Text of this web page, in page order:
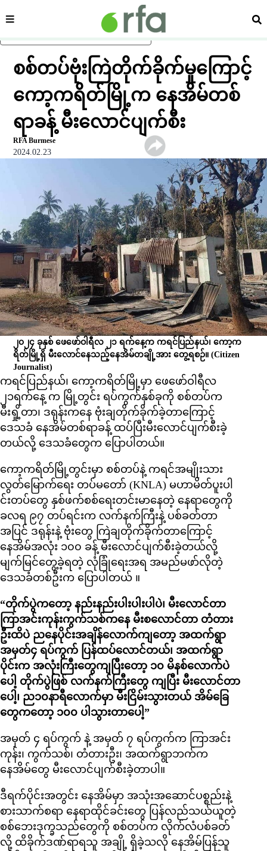
ပင်မအကြောင်းအရာသို့ ကျော်ရန်
ကဏ္ဍ ရှာ
စစ်တပ်ဗုံးကြဲတိုက်ခိုက်မှုကြောင့်
ကော့ကရိတ်မြို့က နေအိမ်တစ်
ရာခန့် မီးလောင်ပျက်စီး
RFA Burmese
2024.02.23
၂၀၂၄ ခုနှစ် ဖေဖော်ဝါရီလ ၂၁ ရက်နေ့က ကရင်ပြည်နယ်၊ ကော့က
ရိတ်မြို့ရှိ မီးလောင်နေသည့်နေအိမ်တချို့အား တွေ့ရစဉ်။(Citizen
Journalist)
ကရင်ပြည်နယ်၊ ကော့ကရိတ်မြို့မှာ ဖေဖော်ဝါရီလ
၂၁ရက်နေ့ က မြို့တွင်း ရပ်ကွက်နှစ်ခုကို စစ်တပ်က
မီးရှို့တာ၊ ဒရုန်းကနေ ဗုံးချတိုက်ခိုက်ခဲ့တာကြောင့်
ဒေသခံ နေအိမ်တစ်ရာခန့် ထပ်ပြီးမီးလောင်ပျက်စီးခဲ့
တယ်လို့ ဒေသခံတွေက ပြောပါတယ်။
ကော့ကရိတ်မြို့တွင်းမှာ စစ်တပ်နဲ့ ကရင်အမျိုးသား
လွတ်မြောက်ရေး တပ်မတော် (KNLA) မဟာမိတ်ပူးပါ
င်းတပ်တွေ နှစ်ဖက်စစ်ရေးတင်းမာနေတဲ့ နေရာတွေကို
ခလရ ၉၇ တပ်ရင်းက လက်နက်ကြီးနဲ့ ပစ်ခတ်တာ
အပြင် ဒရုန်းနဲ့ ဗုံးတွေ ကြဲချတိုက်ခိုက်တာကြောင့်
နေအိမ်အလုံး ၁၀၀ ခန့် မီးလောင်ပျက်စီးခဲ့တယ်လို့
မျက်မြင်တွေ့ခဲ့ရတဲ့ လုံခြုံရေးအရ အမည်မဖာ်လိုတဲ့
ဒေသခံတစ်ဦးက ပြောပါတယ် ။
“တိုက်ပွဲကတော့ နည်းနည်းပါးပါးပါပဲ၊ မီးလောင်တာ
ကြာအင်းကုန်းကွက်သစ်ကနေ မီးစလောင်တာ တံတား
ဦးထိပဲ ညနေပိုင်းအချိန်လောက်ကျတော့ အထက်ရွာ
အမှတ်၄ ရပ်ကွက် ပြန်ထပ်လောင်တယ်၊ အထက်ရွာ
ပိုင်းက အလုံးကြီးတွေကျပြီးတော့ ၁၀ မိနစ်လောက်ပဲ
ပေါ့ တိုက်ပွဲဖြစ် လက်နက်ကြီးတွေ ကျပြီး မီးလောင်တာ
ပေါ့၊ ည၁၀နာရီလောက်မှာ မီးငြိမ်းသွားတယ် အိမ်ခြေ
တွေကတော့ ၁၀၀ ပါသွားတာပေါ့”
အမှတ် ၄ ရပ်ကွက် နဲ့ အမှတ် ၇ ရပ်ကွက်က ကြာအင်း
ကုန်း၊ ကွက်သစ်၊ တံတားဦး၊ အထက်ရွာဘက်က
နေအိမ်တွေ မီးလောင်ပျက်စီးခဲ့တာပါ။
ဒီရက်ပိုင်းအတွင်း နေအိမ်မှာ အသုံးအဆောင်ပစ္စည်းနဲ့
စားသာက်စရာ နေရာထိုင်ခင်းတွေ ပြန်လည်သယ်ယူတဲ့
စစ်ဘေးဒုက္ခသည်တွေကို စစ်တပ်က လိုက်လံပစ်ခတ်
လို့ ထိခိုက်ဒဏ်ရာရသူ အချို့ ရှိခဲ့သလို နေအိမ်ပြန်သူ